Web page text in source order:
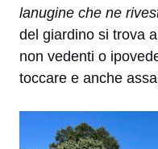
lanugine che ne
del giardino si trova
non vedenti o
toccare e anche